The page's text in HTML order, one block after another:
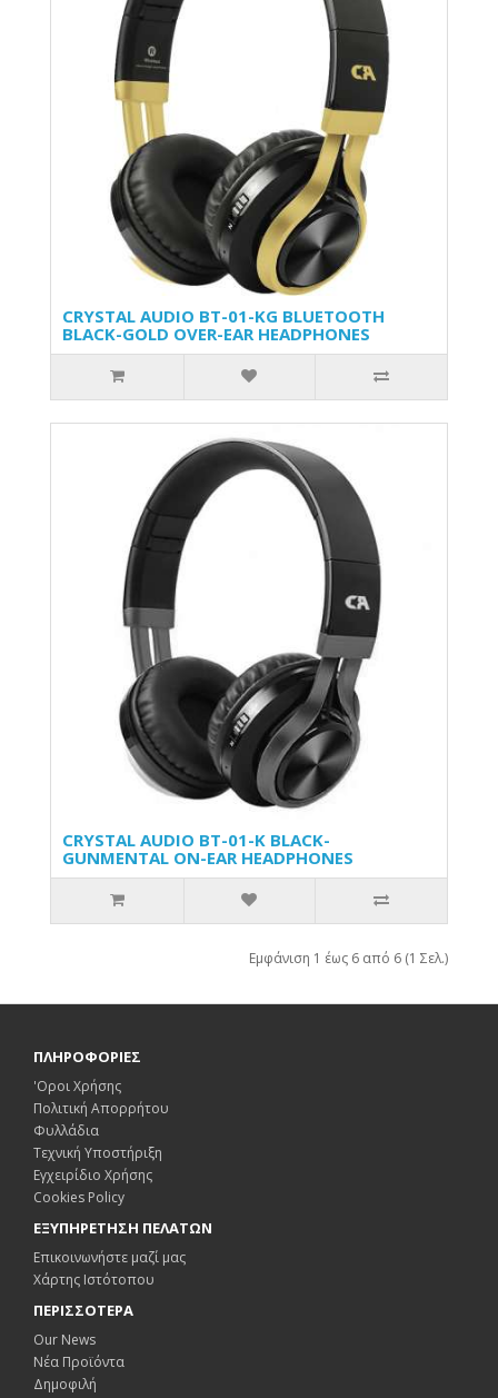
CRYSTAL AUDIO BT-01-KG BLUETOOTH
BLACK-GOLD OVER-EAR HEADPHONES
CRYSTAL AUDIO BT-01-K BLACK-
GUNMENTAL ON-EAR HEADPHONES
Εμφάνιση 1 έως 6 από 6 (1 Σελ.)
ΠΛΗΡΟΦΟΡΙΕΣ
'Οροι Χρήσης
Πολιτική Απορρήτου
Φυλλάδια
Τεχνική Υποστήριξη
Εγχειρίδιο Χρήσης
Cookies Policy
ΕΞΥΠΗΡΕΤΗΣΗ ΠΕΛΑΤΩΝ
Επικοινωνήστε μαζί μας
Χάρτης Ιστότοπου
ΠΕΡΙΣΣΟΤΕΡΑ
Our News
Νέα Προϊόντα
Δημοφιλή